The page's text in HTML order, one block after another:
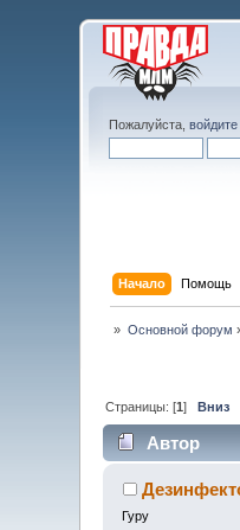
Пожалуйста,войдите
Начало Помощь
» Основной форум
Страницы: [1]Вниз
Автор
Гуру